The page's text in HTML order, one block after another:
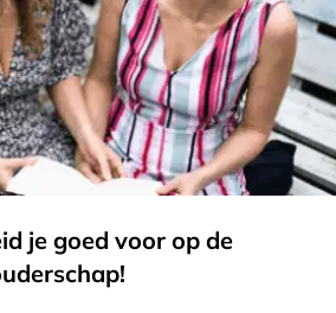
je goed voor op de